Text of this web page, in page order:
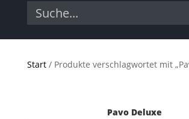
Start/ Produkte verschlagwortet mit
Pavo Deluxe